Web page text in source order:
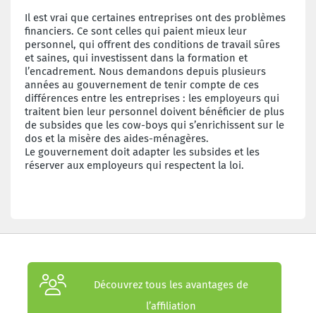
Il est vrai que certaines entreprises ont des problèmes
financiers. Ce sont celles qui paient mieux leur
personnel, qui offrent des conditions de travail sûres
et saines, qui investissent dans la formation et
l’encadrement. Nous demandons depuis plusieurs
années au gouvernement de tenir compte de ces
différences entre les entreprises : les employeurs qui
traitent bien leur personnel doivent bénéficier de plus
de subsides que les cow-boys qui s’enrichissent sur le
dos et la misère des aides-ménagères.
Le gouvernement doit adapter les subsides et les
réserver aux employeurs qui respectent la loi.
Découvrez tous les avantages de
l’affiliation